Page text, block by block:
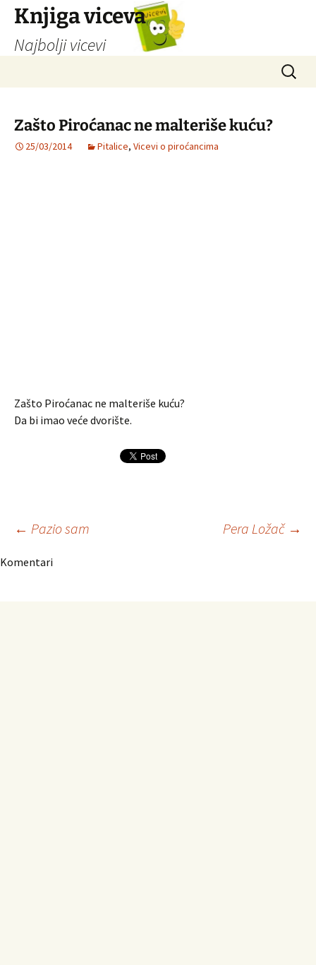
Knjiga viceva
Najbolji vicevi
Zašto Piroćanac ne malteriše kuću?
25/03/2014 Pitalice, Vicevi o piroćancima
Zašto Piroćanac ne malteriše kuću?
Da bi imao veće dvorište.
Navigacija
← Pazio sam Pera Ložač →
Komentari